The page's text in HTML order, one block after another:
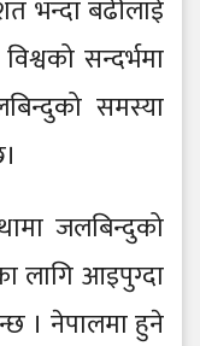
भन्दा बढीलाई
सन्दर्भमा
समस्या
जलबिन्दुको
लागि आइपुग्दा
। नेपालमा हुने